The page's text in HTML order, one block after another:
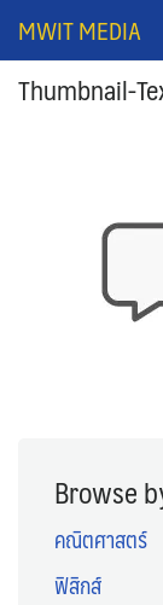
MWIT MEDIA
Thumbnail-
Browse
คณิตศาสตร์
ฟิสิกส์